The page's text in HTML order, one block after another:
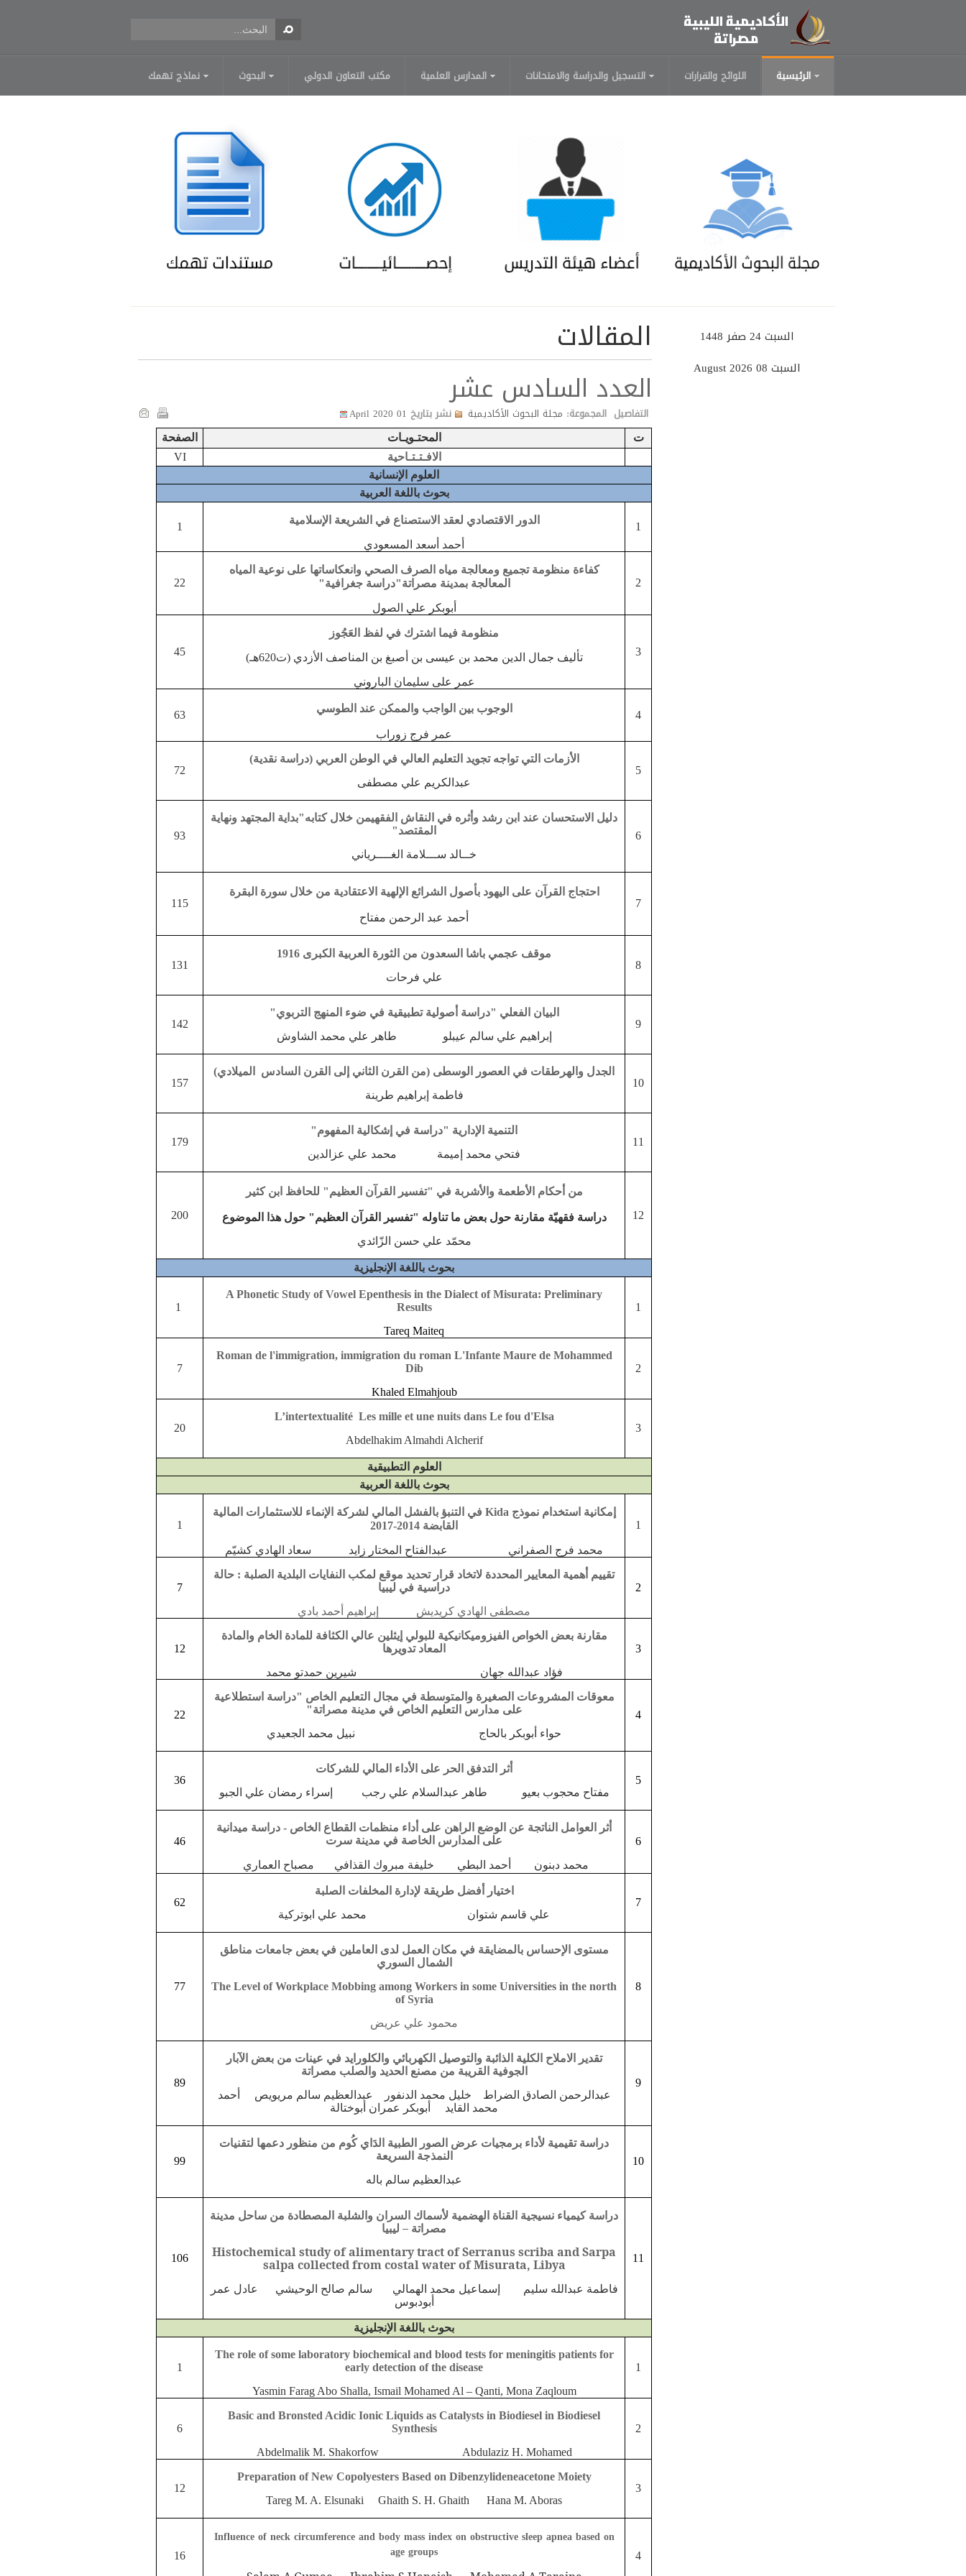
الرئيسية اللوائح والقرارات التسجيل والدراسة والامتحانات المدارس العلمية مكتب التعاون الدولي البحوث نماذج تهمك
المقالات
العدد السادس عشر
التفاصيل المجموعة: مجلة البحوث الأكاديمية نشر بتاريخ 01 April 2020
ت المحتـويـات
الصفحة
الافـتـتـاحية
VI
العلوم الإنسانية
بحوث باللغة العربية
1
الدور الاقتصادي لعقد الاستصناع في الشريعة الإسلامية
أحمد أسعد المسعودي
1
2
كفاءة منظومة تجميع ومعالجة مياه الصرف الصحي وانعكاساتها على نوعية المياه
المعالجة بمدينة مصراتة"دراسة جغرافية"
أبوبكر علي الصول
22
3
منظومة فيما اشترك في لفظ العَجُوز
تأليف جمال الدين محمد بن عيسى بن أصبغ بن المناصف الأزدي (ت620هـ)
عمر على سليمان الباروني
45
4
الوجوب بين الواجب والممكن عند الطوسي
عمر فرج زوراب
63
5
الأزمات التي تواجه تجويد التعليم العالي في الوطن العربي (دراسة نقدية)
عبدالكريم علي مصطفى
72
6
دليل الاستحسان عند ابن رشد وأثره في النقاش الفقهيمن خلال كتابه"بداية المجتهد ونهاية
المقتصد"
خــالد ســـلامة الغــــرياني
93
7
احتجاج القرآن على اليهود بأصول الشرائع الإلهية الاعتقادية من خلال سورة البقرة
أحمد عبد الرحمن مفتاح
115
8
موقف عجمي باشا السعدون من الثورة العربية الكبرى 1916
علي فرحات
131
9
البيان الفعلي "دراسة أصولية تطبيقية في ضوء المنهج التربوي"
إبراهيم علي سالم عيبلو
طاهر علي محمد الشاوش
142
10
الجدل والهرطقات في العصور الوسطى (من القرن الثاني إلى القرن السادس الميلادي)
فاطمة إبراهيم طرينة
157
11
التنمية الإدارية "دراسة في إشكالية المفهوم"
فتحي محمد إميمة
محمد علي عزالدين
179
12
من أحكام الأطعمة والأشربة في "تفسير القرآن العظيم" للحافظ ابن كثير
دراسة فقهيّة مقارنة حول بعض ما تناوله "تفسير القرآن العظيم" حول هذا الموضوع
محمّد علي حسن الزّائدي
200
بحوث باللغة الإنجليزية
1
A Phonetic Study of Vowel Epenthesis in the Dialect of Misurata: Preliminary
Results
Tareq Maiteq
2
Roman de l'immigration, immigration du roman L'Infante Maure de Mohammed
Dib
Khaled Elmahjoub
7
3
L’intertextualité Les mille et une nuits dans Le fou d'Elsa
Abdelhakim Almahdi Alcherif
20
العلوم التطبيقية
بحوث باللغة العربية
1
إمكانية استخدام نموذج Kida في التنبؤ بالفشل المالي لشركة الإنماء للاستثمارات المالية
القابضة 2014-2017
محمد فرج الصفراني
عبدالفتاح المختار زايد سعاد الهادي كشيّم
1
2
تقييم أهمية المعايير المحددة لاتخاد قرار تحديد موقع لمكب النفايات البلدية الصلبة : حالة
دراسية في ليبيا
مصطفى الهادي كريديش إبراهيم أحمد بادي
7
3
مقارنة بعض الخواص الفيزوميكانيكية للبولي إيثلين عالي الكثافة للمادة الخام والمادة
المعاد تدويرها
فؤاد عبدالله جهان شيرين حمدتو محمد
12
4
معوقات المشروعات الصغيرة والمتوسطة في مجال التعليم الخاص "دراسة استطلاعية
على مدارس التعليم الخاص في مدينة مصراتة"
حواء أبوبكر بالحاج نبيل محمد الجعيدي
22
5
أثر التدفق الحر على الأداء المالي للشركات
مفتاح محجوب بعيو طاهر عبدالسلام علي رجب إسراء رمضان علي الجبو
36
6
أثر العوامل الناتجة عن الوضع الراهن على أداء منظمات القطاع الخاص - دراسة ميدانية
على المدارس الخاصة في مدينة سرت
محمد دبنون أحمد البطي خليفة مبروك القذافي مصباح العماري
46
7
اختيار أفضل طريقة لإدارة المخلفات الصلبة
علي قاسم شتوان محمد علي ابوتركية
62
8
مستوى الإحساس بالمضايقة في مكان العمل لدى العاملين في بعض جامعات مناطق
الشمال السوري
The Level of Workplace Mobbing among Workers in some Universities in the north
of Syria
محمود علي عريض
77
9
تقدير الاملاح الكلية الذائبة والتوصيل الكهربائي والكلورايد في عينات من بعض الآبار
الجوفية القريبة من مصنع الحديد والصلب مصراتة
عبدالرحمن الصادق الضراط خليل محمد الدنفور عبدالعظيم سالم مريويص أحمد
محمد القايد أبوبكر عمران أبوختالة
89
10
دراسة تقيمية لأداء برمجيات عرض الصور الطبية الدَاي كُوم من منظور دعمها لتقنيات
النمذجة السريعة
عبدالعظيم سالم باله
99
11
دراسة كيمياء نسيجية القناة الهضمية لأسماك السران والشلبة المصطادة من ساحل مدينة
مصراتة – ليبيا
Histochemical study of alimentary tract of Serranus scriba and Sarpa
salpa collected from costal water of Misurata, Libya
فاطمة عبدالله سليم إسماعيل محمد الهمالي سالم صالح الوحيشي عادل عمر
أبودبوس
106
بحوث باللغة الإنجليزية
1
The role of some laboratory biochemical and blood tests for meningitis patients for
early detection of the disease
Yasmin Farag Abo Shalla, Ismail Mohamed Al – Qanti, Mona Zaqloum
1
2
Basic and Bronsted Acidic Ionic Liquids as Catalysts in Biodiesel in Biodiesel
Synthesis
Abdelmalik M. Shakorfow Abdulaziz H. Mohamed
6
3
Preparation of New Copolyesters Based on Dibenzylideneacetone Moiety
Tareg M. A. Elsunaki Ghaith S. H. Ghaith Hana M. Aboras
12
4
Influence of neck circumference and body mass index on obstructive sleep apnea based on
age groups
16
السبت 24 صفر 1448
السبت 08 August 2026